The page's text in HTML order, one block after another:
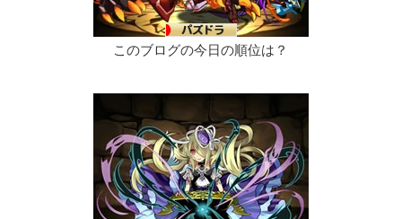
このブログの今日の順位は？